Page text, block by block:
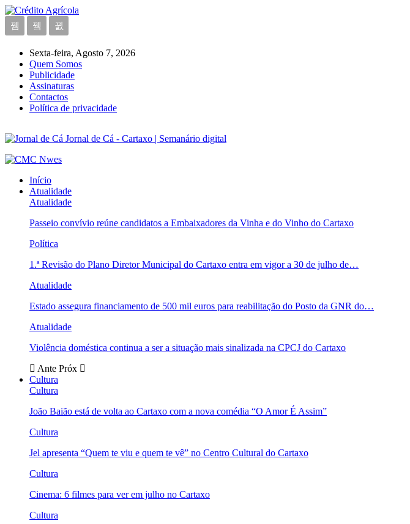
Sexta-feira, Agosto 7, 2026
Quem Somos
Publicidade
Assinaturas
Contactos
Política de privacidade
Jornal de Cá - Cartaxo | Semanário digital
Início
Atualidade
Atualidade
Passeio convívio reúne candidatos a Embaixadores da Vinha e do Vinho do Cartaxo
Política
1.ª Revisão do Plano Diretor Municipal do Cartaxo entra em vigor a 30 de julho de…
Atualidade
Estado assegura financiamento de 500 mil euros para reabilitação do Posto da GNR do…
Atualidade
Violência doméstica continua a ser a situação mais sinalizada na CPCJ do Cartaxo
Ante Próx
Cultura
Cultura
João Baião está de volta ao Cartaxo com a nova comédia “O Amor É Assim”
Cultura
Jel apresenta “Quem te viu e quem te vê” no Centro Cultural do Cartaxo
Cultura
Cinema: 6 filmes para ver em julho no Cartaxo
Cultura